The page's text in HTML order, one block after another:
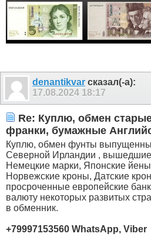
denantikvar сказал(-а):
17.08.2024 18:17
Re: Куплю, обмен
франки, бумажные
Куплю, обмен фунты
Северной Ирландии ,
Немецкие марки, Японские
Норвежские кроны, Датские
просроченные европейские
валюту некоторых развитых
в обменник.
+79997153560 WhatsApp, Viber